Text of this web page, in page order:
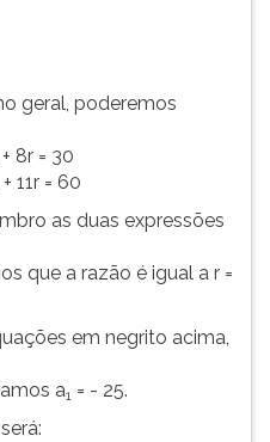
geral, poderemos
+ 8r = 30
+ 11r = 60
as duas expressões
que a razão é igual a r =
em negrito acima,
a1 = - 25.